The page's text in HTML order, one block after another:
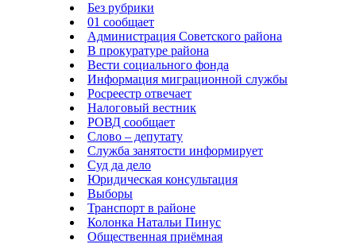
Без рубрики
01 сообщает
Администрация Советского района
В прокуратуре района
Вести социального фонда
Информация миграционной службы
Росреестр отвечает
Налоговый вестник
РОВД сообщает
Слово – депутату
Служба занятости информирует
Суд да дело
Юридическая консультация
Выборы
Транспорт в районе
Колонка Натальи Пинус
Общественная приёмная